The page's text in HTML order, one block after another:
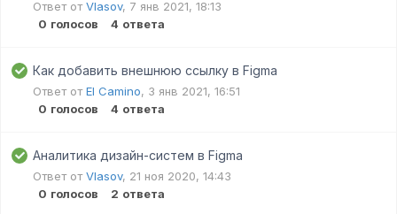
Ответ отVlasov, 7 янв 2021, 18:13
0 голосов 4 ответа
Как добавить внешнюю ссылку в Figma
Ответ отEl Camino, 3 янв 2021, 16:51
0 голосов 4 ответа
Аналитика дизайн-систем в Figma
Ответ отVlasov, 21 ноя 2020, 14:43
0 голосов 2 ответа